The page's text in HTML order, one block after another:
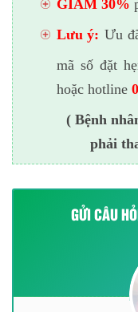
GIẢM 30%
Lưu ý: Ưu
mã số đặt
hoặc hotline
( Bệnh
phải
GỬI CÂU